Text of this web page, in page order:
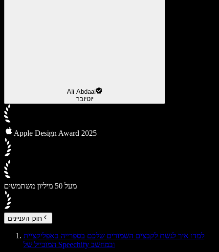
Ali Abdaal
יוטיובר
Apple Design Award 2025
מעל 50 מיליון משתמשים
תוכן העניינים
למדו איך לגשת לקבצים השמורים שלכם בספרייה באפליקציית
המובייל של Speechify ובמחשב